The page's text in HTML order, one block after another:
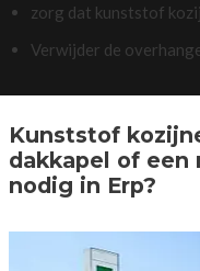
zorg dat kunststof
Verwijder de
Kunststof
dakkapel of een
nodig in Erp?